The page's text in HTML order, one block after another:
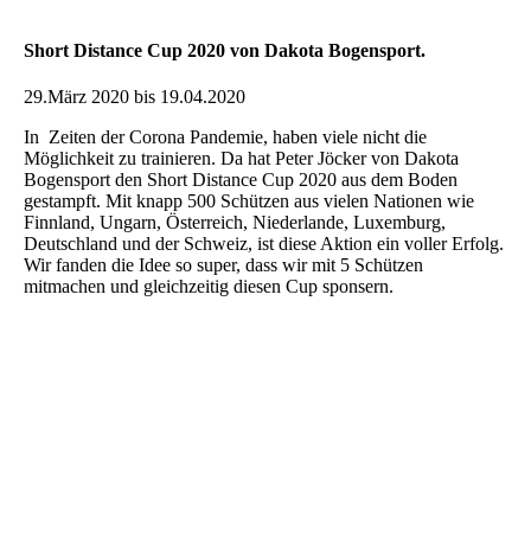
Short Distance Cup 2020 von Dakota Bogensport.
29.März 2020 bis 19.04.2020
In Zeiten der Corona Pandemie, haben viele nicht die
Möglichkeit zu trainieren. Da hat Peter Jöcker von Dakota
Bogensport den Short Distance Cup 2020 aus dem Boden
gestampft. Mit knapp 500 Schützen aus vielen Nationen wie
Finnland, Ungarn, Österreich, Niederlande, Luxemburg,
Deutschland und der Schweiz, ist diese Aktion ein voller Erfolg.
Wir fanden die Idee so super, dass wir mit 5 Schützen
mitmachen und gleichzeitig diesen Cup sponsern.